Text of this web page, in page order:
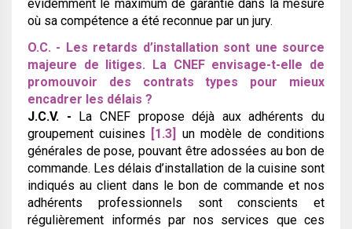
évidemment le maximum de garantie dans la mesure
où sa compétence a été reconnue par un jury.
O.C. - Les retards d’installation sont une source
majeure de litiges. La CNEF envisage-t-elle de
promouvoir des contrats types pour mieux
encadrer les délais ?
J.C.V. - La CNEF propose déjà aux adhérents du
groupement cuisines [1.3] un modèle de conditions
générales de pose, pouvant être adossées au bon de
commande. Les délais d’installation de la cuisine sont
indiqués au client dans le bon de commande et nos
adhérents professionnels sont conscients et
régulièrement informés par nos services que ces